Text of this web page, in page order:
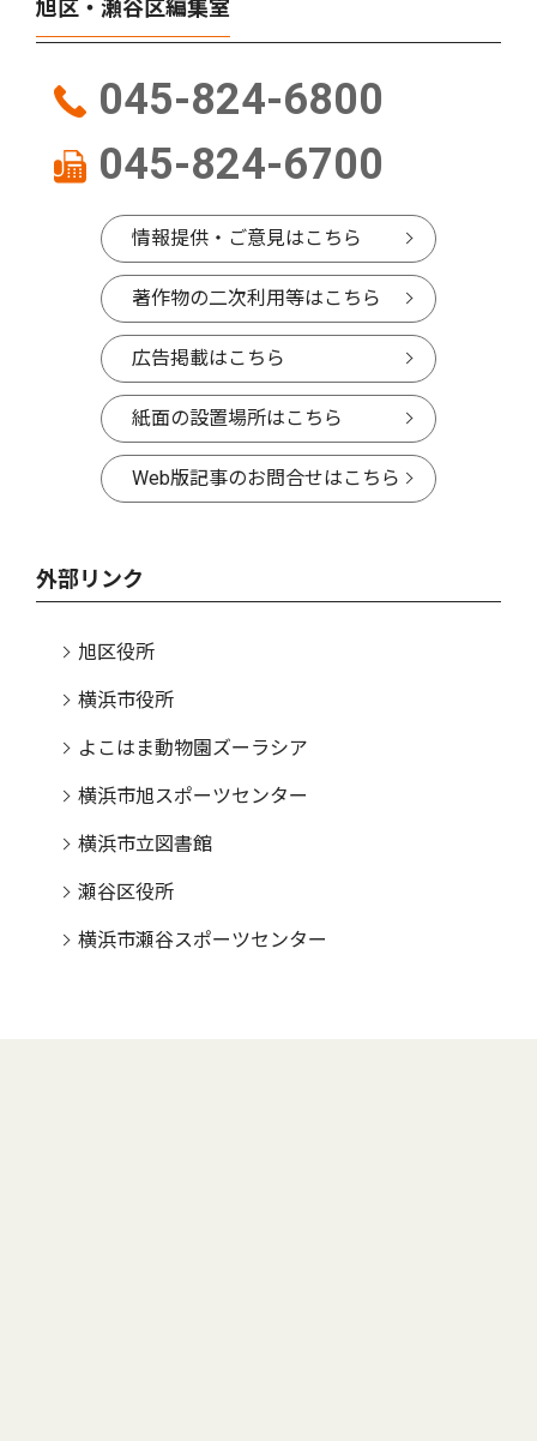
旭区・瀬谷区編集室
045-824-6800
045-824-6700
情報提供・ご意見はこちら
著作物の二次利用等はこちら
広告掲載はこちら
紙面の設置場所はこちら
Web版記事のお問合せはこちら
外部リンク
旭区役所
横浜市役所
よこはま動物園ズーラシア
横浜市旭スポーツセンター
横浜市立図書館
瀬谷区役所
横浜市瀬谷スポーツセンター